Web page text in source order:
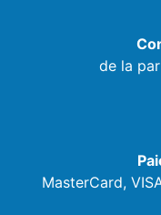
de la
MasterCard,